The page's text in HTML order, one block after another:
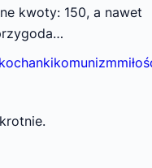
kwoty: 150, a nawet
kochankikomunizm